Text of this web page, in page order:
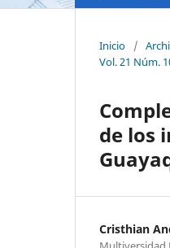
Inicio /
Vol. 21 Núm.
de los
Cristhian